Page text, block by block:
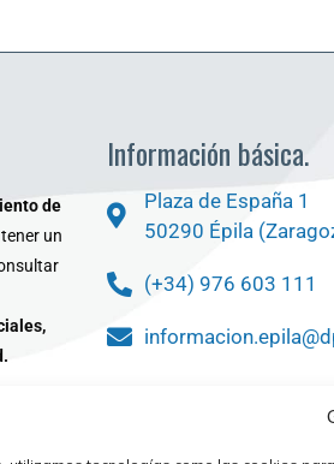
de
un
Información básica.
Plaza de España 1
50290 Épila
(+34) 976 603 111